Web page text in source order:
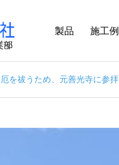
製品 施工例
厄を祓うため、元善光寺に参拝